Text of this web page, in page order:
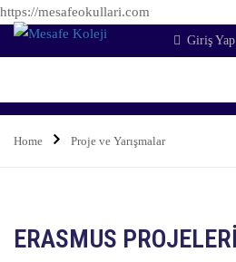
https://mesafeokullari.com
Giriş Yap
Home Proje ve Yarışmalar
ERASMUS PROJELERİ